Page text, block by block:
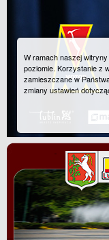
W ramach naszej
poziomie. Korzystanie z
zamieszczane w
zmiany ustawień